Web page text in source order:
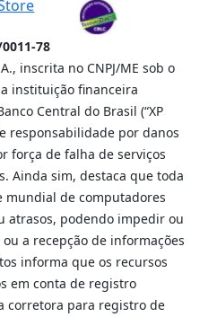
78
inscrita no CNPJ/ME sob o
instituição financeira
Central do Brasil (“XP
responsabilidade por danos
força de falha de serviços
Ainda sim, destaca que toda
mundial de computadores
atrasos, podendo impedir ou
a recepção de informações
informa que os recursos
em conta de registro
corretora para registro de